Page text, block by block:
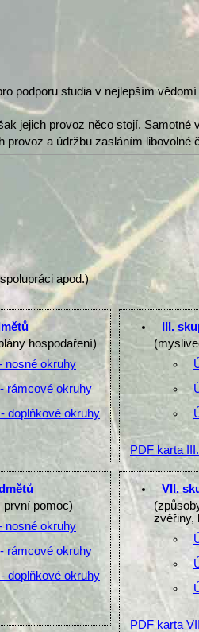
podporu studia v nejlepším
jejich provoz něco stojí.
a údržbu zasláním
apod.)
hospodaření)
nosné okruhy
rámcové okruhy
doplňkové okruhy
III.
PDF karta III.
první pomoc)
nosné okruhy
rámcové okruhy
doplňkové okruhy
VII.
zvěřiny,
PDF karta